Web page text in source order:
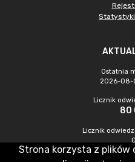
Ostatnia
2026-08-
Licznik
80
Licznik
Strona korzysta z plików